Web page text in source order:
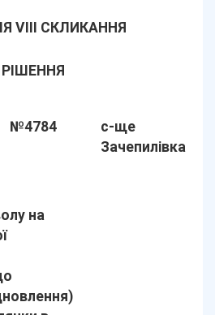
VIII СКЛИКАННЯ
РІШЕННЯ
№4784
с-ще
Зачепилівка
на